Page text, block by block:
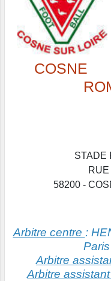
COSNE
STADE
RUE
58200 -
Arbitre centre :
Arbitre
Arbitre